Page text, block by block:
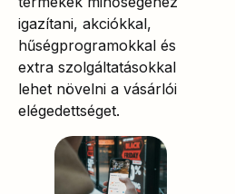
igazítani, akciókkal,
hűségprogramokkal és
extra szolgáltatásokkal
lehet növelni a vásárlói
elégedettséget.